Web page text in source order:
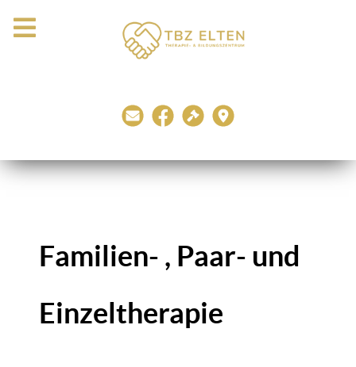
Familien- , Paar- und
Einzeltherapie